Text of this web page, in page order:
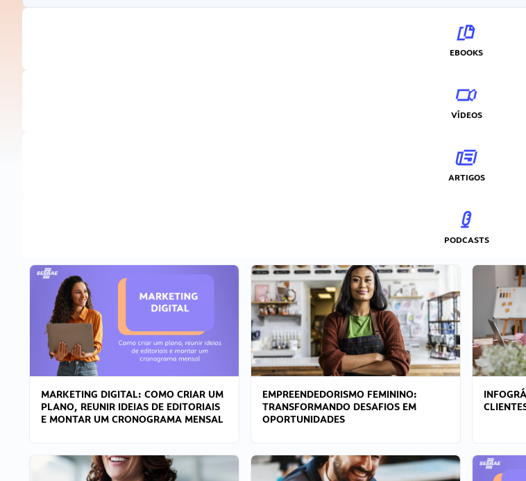
EBOOKS
VÍDEOS
ARTIGOS
PODCASTS
MARKETING DIGITAL: COMO CRIAR UM
PLANO, REUNIR IDEIAS DE EDITORIAIS
E MONTAR UM CRONOGRAMA MENSAL
EMPREENDEDORISMO FEMININO:
TRANSFORMANDO DESAFIOS EM
OPORTUNIDADES